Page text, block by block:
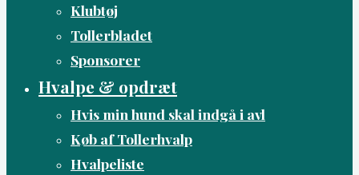
Klubtøj
Tollerbladet
Sponsorer
Hvalpe & opdræt
Hvis min hund skal indgå i avl
Køb af Tollerhvalp
Hvalpeliste